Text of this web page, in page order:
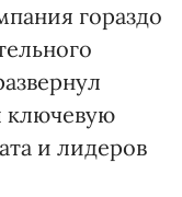
гораздо
ключевую
и лидеров